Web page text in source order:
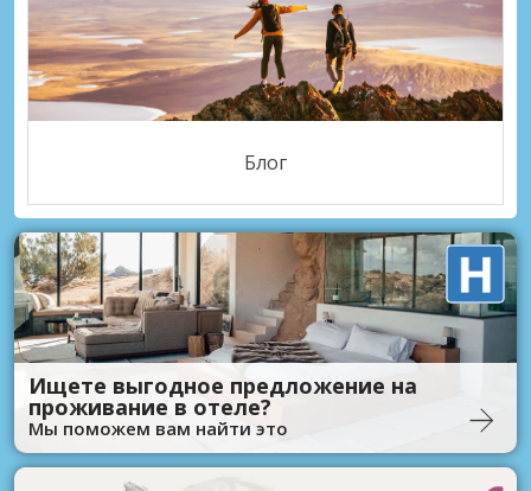
Блог
Ищете выгодное предложение на
проживание в отеле?
Мы поможем вам найти это